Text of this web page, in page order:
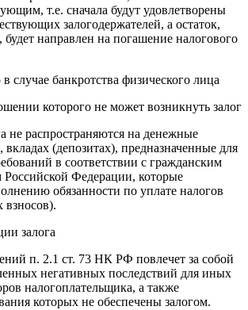
т.е. сначала будут удовлетворены
залогодержателей, а остаток,
будет направлен на погашение налогового
которого не может возникнуть залог
не распространяются на денежные
вкладах (депозитах), предназначенные для
в соответствии с гражданским
Российской Федерации, которые
обязанности по уплате налогов
взносов).
залога
п. 2.1 ст. 73 НК РФ повлечет за собой
негативных последствий для иных
налогоплательщика, а также
которых не обеспечены залогом.